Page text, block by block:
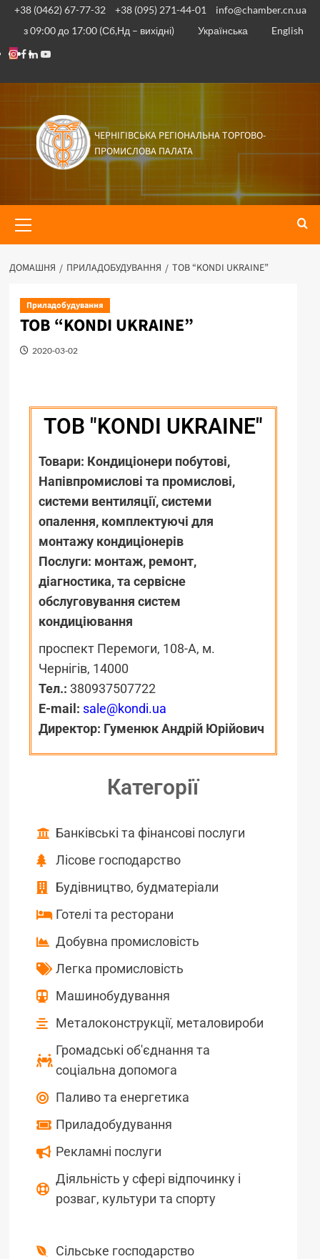
+38 (0462) 67-77-32 +38 (095) 271-44-01
info@chamber.cn.ua
з 09:00 до 17:00 (Сб,Нд – вихідні)
Українська English
ЧЕРНІГІВСЬКА РЕГІОНАЛЬНА ТОРГОВО-
ПРОМИСЛОВА ПАЛАТА
ДОМАШНЯ ПРИЛАДОБУДУВАННЯ ТОВ “KONDI UKRAINE”
Приладобудування
ТОВ “KONDI UKRAINE”
2020-03-02
ТОВ "KONDI UKRAINE"
Товари: Кондиціонери побутові,
Напівпромислові та промислові,
системи вентиляції, системи
опалення, комплектуючі для
монтажу кондиціонерів
Послуги: монтаж, ремонт,
діагностика, та сервісне
обслуговування систем
кондиціювання
проспект Перемоги, 108-А, м.
Чернігів, 14000
Тел.: 380937507722
E-mail: sale@kondi.ua
Директор: Гуменюк Андрій Юрійович
Категорії
Банківські та фінансові послуги
Лісове господарство
Будівництво, будматеріали
Готелі та ресторани
Добувна промисловість
Легка промисловість
Машинобудування
Металоконструкції, металовироби
Громадські об'єднання та
соціальна допомога
Паливо та енергетика
Приладобудування
Рекламні послуги
Діяльність у сфері відпочинку і
розваг, культури та спорту
Сільське господарство